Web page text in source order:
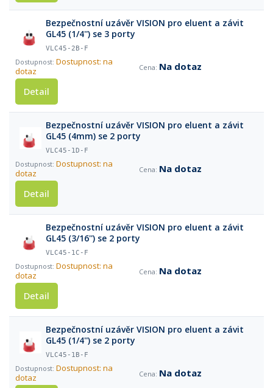
Bezpečnostní uzávěr VISION pro eluent a závit
GL45 (1/4'') se 3 porty
VLC45-2B-F
Dostupnost: na
dotaz
Na dotaz
Detail
Bezpečnostní uzávěr VISION pro eluent a závit
GL45 (4mm) se 2 porty
VLC45-1D-F
Dostupnost: na
dotaz
Na dotaz
Detail
Bezpečnostní uzávěr VISION pro eluent a závit
GL45 (3/16'') se 2 porty
VLC45-1C-F
Dostupnost: na
dotaz
Na dotaz
Detail
Bezpečnostní uzávěr VISION pro eluent a závit
GL45 (1/4'') se 2 porty
VLC45-1B-F
Dostupnost: na
dotaz
Na dotaz